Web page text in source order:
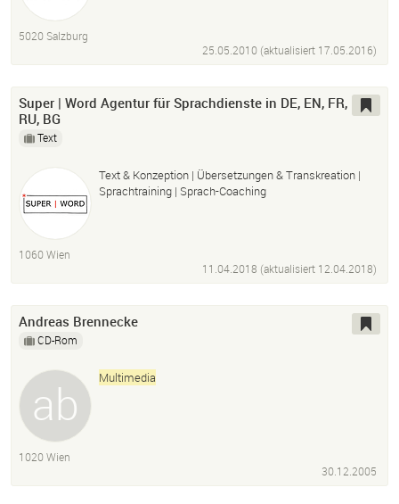
5020 Salzburg
25.05.2010 (aktualisiert 17.05.2016)
Super | Word Agentur für Sprachdienste in DE, EN, FR,
RU, BG
Text
Text & Konzeption | Übersetzungen & Transkreation |
Sprachtraining | Sprach-Coaching
1060 Wien
11.04.2018 (aktualisiert 12.04.2018)
Andreas Brennecke
CD-Rom
Multimedia
1020 Wien
30.12.2005